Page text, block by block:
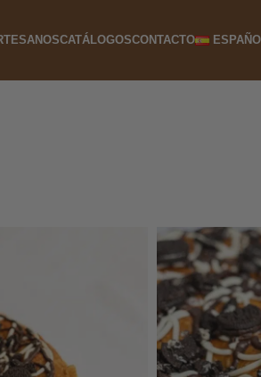
CATÁLOGOSCONTACTO